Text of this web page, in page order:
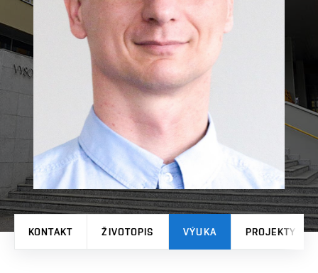
KONTAKT ŽIVOTOPIS VÝUKA PROJEKTY